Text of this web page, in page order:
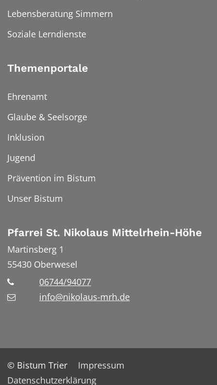
Lebensberatung Simmern
Soziale Lerndienste
Themenportale
Ehrenamt
Glaube & Seelsorge
Inklusion
Jugend
Prävention im Bistum
Unser Bistum
Pfarrei St. Nikolaus Mittelrhein-Höhe
Martinsberg 1
55430 Oberwesel
06744/94077
info@nikolaus-mrh.de
© Bistum Trier
Impressum
Datenschutzerklärung